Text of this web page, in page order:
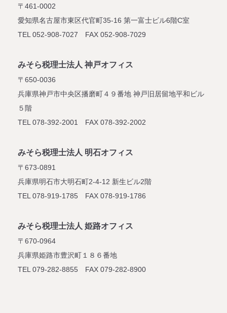
〒461-0002
愛知県名古屋市東区代官町35-16 第一富士ビル6階C室
TEL 052-908-7027 FAX 052-908-7029
みそら税理士法人 神戸オフィス
〒650-0036
兵庫県神戸市中央区播磨町４９番地 神戸旧居留地平和ビル
５階
TEL 078-392-2001 FAX 078-392-2002
みそら税理士法人 明石オフィス
〒673-0891
兵庫県明石市大明石町2-4-12 新生ビル2階
TEL 078-919-1785 FAX 078-919-1786
みそら税理士法人 姫路オフィス
〒670-0964
兵庫県姫路市豊沢町１８６番地
TEL 079-282-8855 FAX 079-282-8900